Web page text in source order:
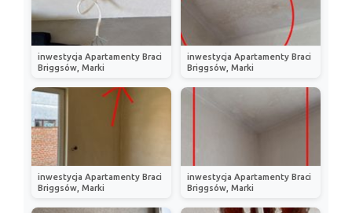
inwestycja Apartamenty Braci
Briggsów, Marki
inwestycja Apartamenty Braci
Briggsów, Marki
inwestycja Apartamenty Braci
Briggsów, Marki
inwestycja Apartamenty Braci
Briggsów, Marki